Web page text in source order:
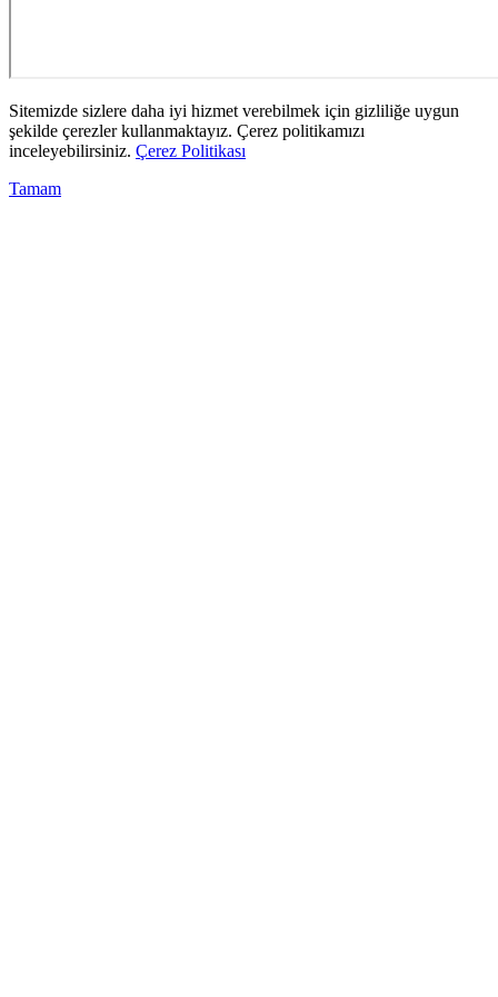
Sitemizde sizlere daha iyi hizmet verebilmek için gizliliğe uygun
şekilde çerezler kullanmaktayız. Çerez politikamızı
inceleyebilirsiniz. Çerez Politikası
Tamam